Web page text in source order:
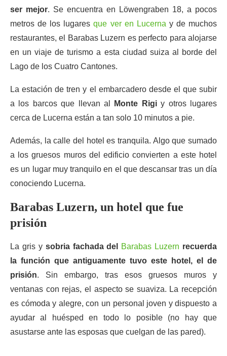
ser mejor. Se encuentra en Löwengraben 18, a pocos
metros de los lugaresque ver en Lucerna y de muchos
restaurantes, el Barabas Luzern es perfecto para alojarse
en un viaje de turismo a esta ciudad suiza al borde del
Lago de los Cuatro Cantones.
La estación de tren y el embarcadero desde el que subir
a los barcos que llevan al
Monte Rigiy otros lugares
cerca de Lucerna están a tan solo 10 minutos a pie.
Además, la calle del hotel es tranquila. Algo que sumado
a los gruesos muros del edificio convierten a este hotel
es un lugar muy tranquilo en el que descansar tras un día
conociendo Lucerna.
Barabas Luzern, un hotel que fue
prisión
La gris y sobria fachada del Barabas Luzern recuerda
la función que antiguamente tuvo este hotel, el de
prisión. Sin embargo, tras esos gruesos muros y
ventanas con rejas, el aspecto se suaviza. La recepción
es cómoda y alegre, con un personal joven y dispuesto a
ayudar al huésped en todo lo posible (no hay que
asustarse ante las esposas que cuelgan de las pared).